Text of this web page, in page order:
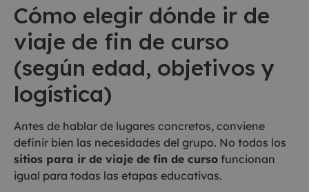
Cómo elegir dónde ir de
viaje de fin de curso
(según edad, objetivos y
logística)
Antes de hablar de lugares concretos, conviene
definir bien las necesidades del grupo. No todos los
sitios para ir de viaje de fin de curso funcionan
igual para todas las etapas educativas.